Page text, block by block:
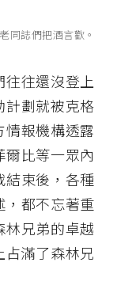
同誌們把酒言歡。
往還沒登上
計劃就被克格
報機構透露
比等一眾內
結束後，各種
，都不忘著重
兄弟的卓越
滿了森林兄